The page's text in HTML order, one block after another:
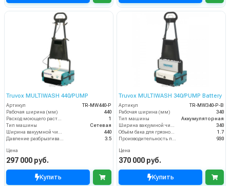
Truvox MULTIWASH 440/PUMP
Артикул
TR-MW440-P
Рабочая ширина (мм)
440
1
Тип машины
Сетевая
440
3.5
Цена
297 000 руб.
Купить
Truvox MULTIWASH 340/PUMP Battery
Артикул
TR-MW340-P-B
Рабочая ширина (мм)
340
Тип машины
Аккумуляторная
340
1.7
930
Цена
370 000 руб.
Купить